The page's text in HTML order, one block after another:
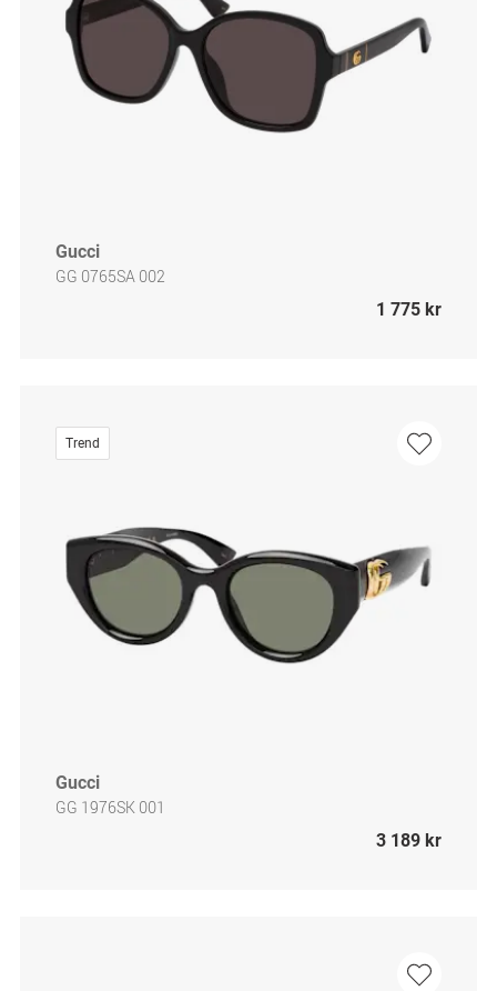
Gucci
GG 0765SA 002
1 775 kr
Trend
Gucci
GG 1976SK 001
3 189 kr